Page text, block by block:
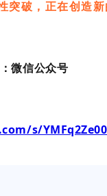
突破，正在创造
微信公众号
s/